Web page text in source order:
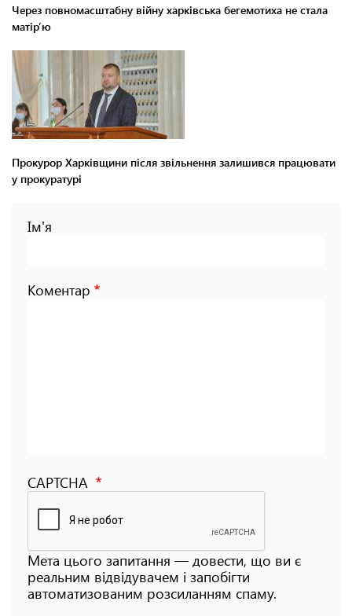
Через повномасштабну війну харківська бегемотиха не стала
матір’ю
Прокурор Харківщини після звільнення залишився працювати
у прокуратурі
Ім'я
Коментар
CAPTCHA
Мета цього запитання — довести, що ви є
реальним відвідувачем і запобігти
автоматизованим розсиланням спаму.